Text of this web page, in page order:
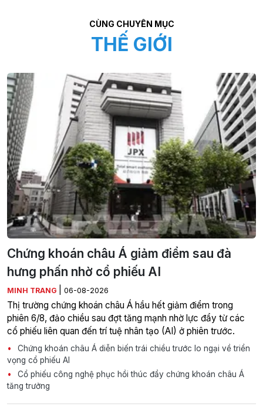
CÙNG CHUYÊN MỤC
THẾ GIỚI
Chứng khoán châu Á giảm điểm sau đà
hưng phấn nhờ cổ phiếu AI
MINH TRANG 06-08-2026
Thị trường chứng khoán châu Á hầu hết giảm điểm trong
phiên 6/8, đảo chiều sau đợt tăng mạnh nhờ lực đẩy từ các
cổ phiếu liên quan đến trí tuệ nhân tạo (AI) ở phiên trước.
Chứng khoán châu Á diễn biến trái chiều trước lo ngại về triển
vọng cổ phiếu AI
Cổ phiếu công nghệ phục hồi thúc đẩy chứng khoán châu Á
tăng trưởng